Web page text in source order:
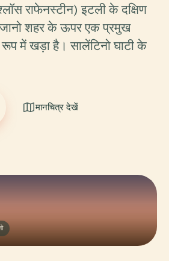
राफेनस्टीन) इटली के दक्षिण
शहर के ऊपर एक प्रमुख
में खड़ा है। सालेंटिनो घाटी के
मानचित्र देखें